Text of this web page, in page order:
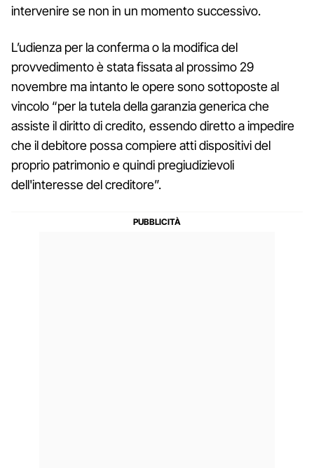
intervenire se non in un momento successivo.
L’udienza per la conferma o la modifica del
provvedimento è stata fissata al prossimo 29
novembre ma intanto le opere sono sottoposte al
vincolo “per la tutela della garanzia generica che
assiste il diritto di credito, essendo diretto a impedire
che il debitore possa compiere atti dispositivi del
proprio patrimonio e quindi pregiudizievoli
dell'interesse del creditore”.